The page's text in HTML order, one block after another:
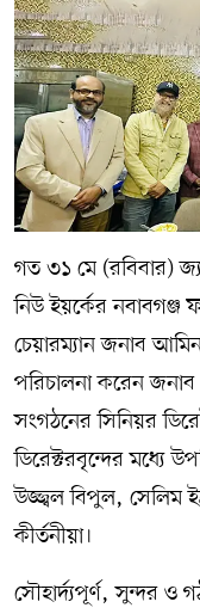
গত ৩১ মে (রবিবার)
নিউ ইয়র্কের নবাবগঞ্জ
চেয়ারম্যান জনাব
পরিচালনা করেন জনাব
সংগঠনের সিনিয়র
ডিরেক্টরবৃন্দের মধ্যে
উজ্জ্বল বিপুল, সেলিম
কীর্তনীয়া।
সৌহার্দ্যপূর্ণ, সুন্দর